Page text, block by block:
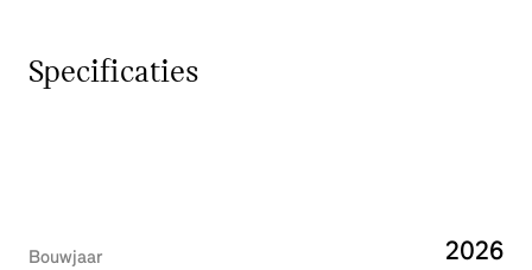
Specificaties
2026
Bouwjaar